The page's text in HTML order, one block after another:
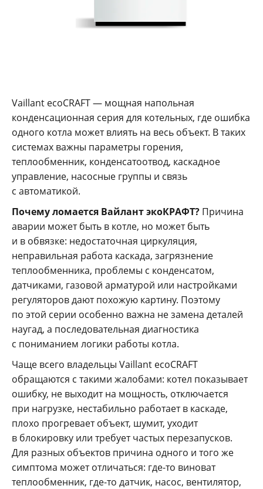
Vaillant ecoCRAFT — мощная напольная
конденсационная серия для котельных, где ошибка
одного котла может влиять на весь объект. В таких
системах важны параметры горения,
теплообменник, конденсатоотвод, каскадное
управление, насосные группы и связь
с автоматикой.
Почему ломается Вайлант экоКРАФТ? Причина
аварии может быть в котле, но может быть
и в обвязке: недостаточная циркуляция,
неправильная работа каскада, загрязнение
теплообменника, проблемы с конденсатом,
датчиками, газовой арматурой или настройками
регуляторов дают похожую картину. Поэтому
по этой серии особенно важна не замена деталей
наугад, а последовательная диагностика
с пониманием логики работы котла.
Чаще всего владельцы Vaillant ecoCRAFT
обращаются с такими жалобами: котел показывает
ошибку, не выходит на мощность, отключается
при нагрузке, нестабильно работает в каскаде,
плохо прогревает объект, шумит, уходит
в блокировку или требует частых перезапусков.
Для разных объектов причина одного и того же
симптома может отличаться: где-то виноват
теплообменник, где-то датчик, насос, вентилятор,